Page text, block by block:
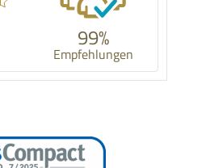
99%
Empfehlungen